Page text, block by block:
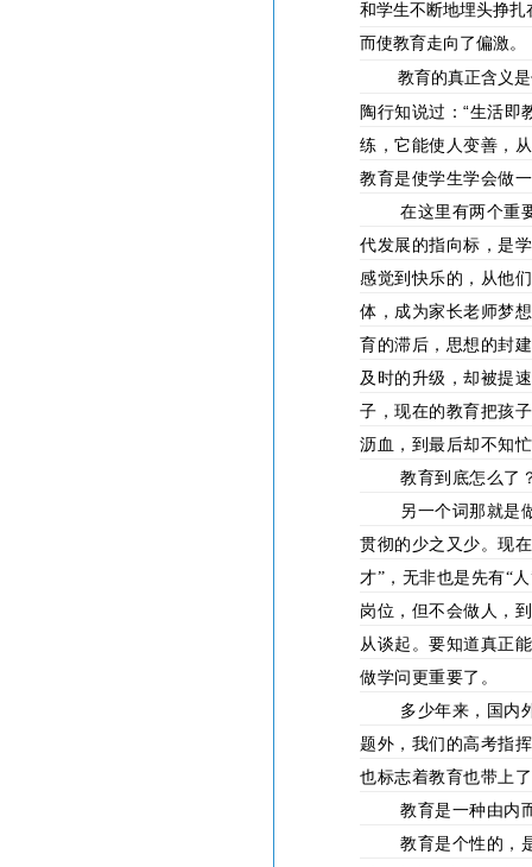
和学生不断地埋头挣
而使教育走向了偏激。
教育的真正含义
陶行知说过：“生活即
练，它能使人变善，
教育是使学生学会做
在这里有两个重
代发展的指向标，是
感觉到快乐的，从他
体，成为家长老师梦
育的滞后，思想的封
及时的升级，却被提
子，现在的教育把孩
沥血，到最后却不知
教育到底怎么了
另一个词那就是
贯彻的少之又少。现
才”，无非也是先有“
岗位，但不会做人，
从谈起。要知道真正
做学问更重要了。
多少年来，国内
题外，我们的高考指
也标志着教育也带上
教育是一种由内
教育是个性的，